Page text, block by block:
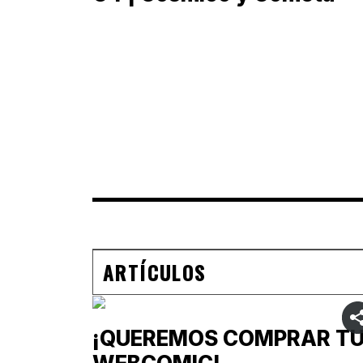
ARTÍCULOS
¡QUEREMOS COMPRAR